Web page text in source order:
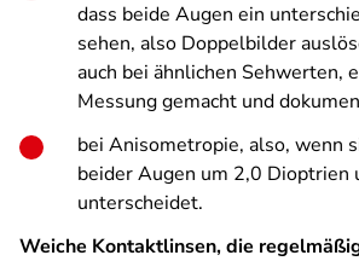
dass beide Augen ein
sehen, also Doppelbilder
auch bei ähnlichen Sehwerten,
Messung gemacht und
bei Anisometropie, also, wenn
beider Augen um 2,0 Dioptrien
unterscheidet.
Weiche Kontaktlinsen, die